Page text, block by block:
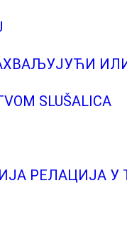
SLUŠALICA
РЕЛАЦИЈА